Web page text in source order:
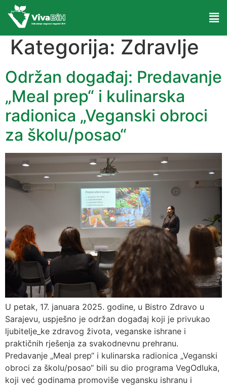
Kategorija: Zdravlje
Održan događaj: Predavanje
„Meal prep“ i kulinarska
radionica „Veganski obroci
za školu/posao“
U petak, 17. januara 2025. godine, u Bistro Zdravo u
Sarajevu, uspješno je održan događaj koji je privukao
ljubitelje_ke zdravog života, veganske ishrane i
praktičnih rješenja za svakodnevnu prehranu.
Predavanje „Meal prep“ i kulinarska radionica „Veganski
obroci za školu/posao“ bili su dio programa VegOdluka,
koji već godinama promoviše vegansku ishranu i